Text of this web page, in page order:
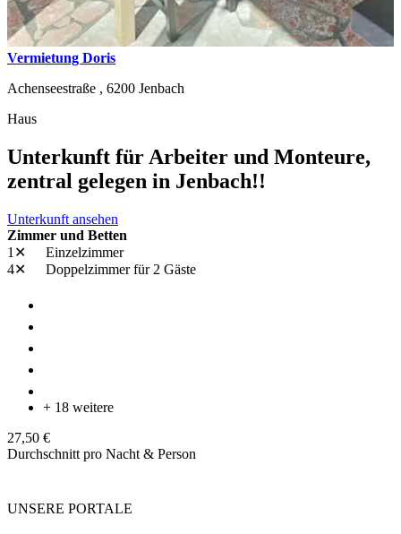
Vermietung Doris
Achenseestraße , 6200 Jenbach
Haus
Unterkunft für Arbeiter und Monteure,
zentral gelegen in Jenbach!!
Unterkunft ansehen
Zimmer und Betten
1✕
Einzelzimmer
4✕
Doppelzimmerfür 2 Gäste
+ 18 weitere
27,50 €
Durchschnitt pro Nacht & Person
UNSERE PORTALE